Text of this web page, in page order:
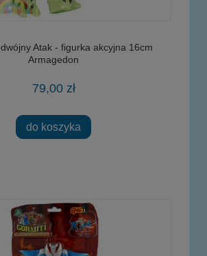
Atak - figurka akcyjna 16cm
Armagedon
79,00 zł
do koszyka